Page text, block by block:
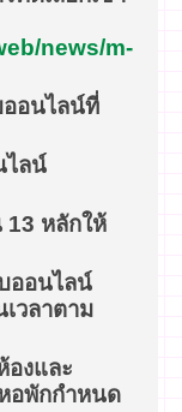
news/m-
ออนไลน์ที่
ไลน์
13 หลักให้
ออนไลน์
วลาตาม
องและ
อพักกำหนด